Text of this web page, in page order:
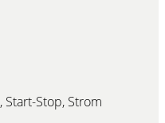
Start-Stop, Strom